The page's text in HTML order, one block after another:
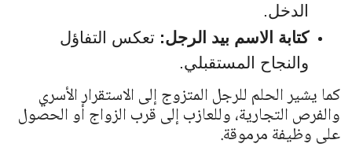
الدخل.
كتابة الاسم بيد الرجل: تعكس التفاؤل
والنجاح المستقبلي.
كما يشير الحلم للرجل المتزوج إلى الاستقرار الأسري
والفرص التجارية، وللعازب إلى قرب الزواج أو الحصول
على وظيفة مرموقة.